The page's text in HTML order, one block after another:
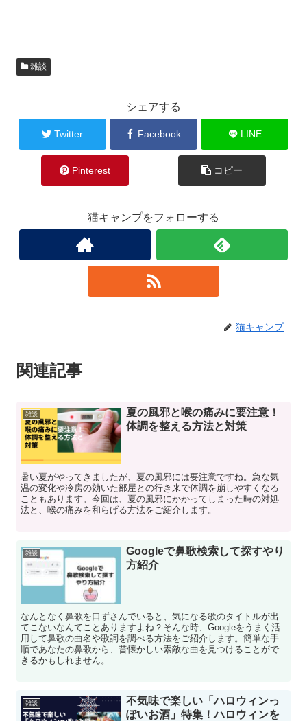
雑談
シェアする
Twitter Facebook LINE
Pinterest コピー
猫キャンプをフォローする
猫キャンプ
関連記事
雑談
夏の風邪と喉の痛みに要注意！
体調を整える方法と対策
暑い夏がやってきましたが、夏の風邪には要注意ですね。急な気
温の変化や冷房の効いた部屋との行き来で体調を崩しやすくなる
こともあります。今回は、夏の風邪にかかってしまった時の対処
法と、喉の痛みを和らげる方法をご紹介します。
雑談
Googleで鼻歌検索して探すやり
方紹介
なんとなく鼻歌を口ずさんでいると、気になる歌のタイトルが出
てこないなんてことありますよね？そんな時、Googleをうまく活
用して鼻歌の曲名や歌詞を調べる方法をご紹介します。簡単な手
順であなたの鼻歌から、昔懐かしい素敵な曲を見つけることがで
きるかもしれません。
雑談
不気味で楽しい「ハロウィンっ
ぽいお酒」特集！ハロウィンを